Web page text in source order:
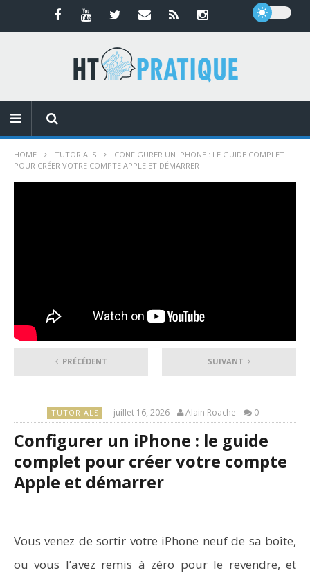
HOME TUTORIALS
CONFIGURER UN IPHONE : LE GUIDE COMPLET
POUR CRÉER VOTRE COMPTE APPLE ET DÉMARRER
PRÉCÉDENT SUIVANT
TUTORIALS juillet 16, 2026 Alain Roache 0
Configurer un iPhone : le guide
complet pour créer votre compte
Apple et démarrer
Vous venez de sortir votre iPhone neuf de sa boîte,
ou vous l’avez remis à zéro pour le revendre, et